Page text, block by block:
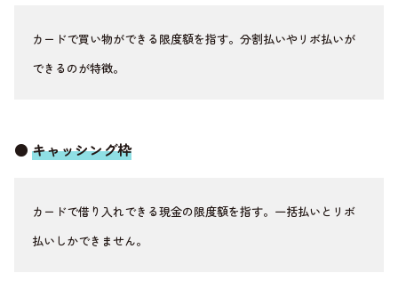
カードで買い物ができる限度額を指す。分割払いやリボ払いが
できるのが特徴。
● キャッシング枠
カードで借り入れできる現金の限度額を指す。一括払いとリボ
払いしかできません。